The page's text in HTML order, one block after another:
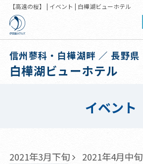
【高遠の桜】 | イベント | 白樺湖ビューホテル
信州蓼科・白樺湖畔 ／ 長野県
白樺湖ビューホテル
イベント
2021年3月下旬 2021年4月中旬